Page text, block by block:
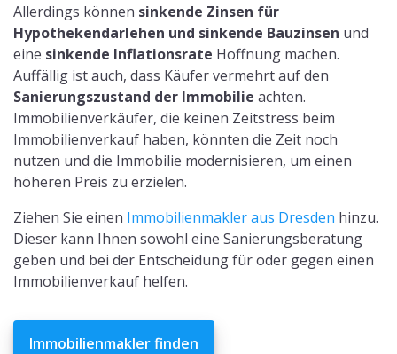
Allerdings können sinkende Zinsen für
Hypothekendarlehen und sinkende Bauzinsen und
eine sinkende Inflationsrate Hoffnung machen.
Auffällig ist auch, dass Käufer vermehrt auf den
Sanierungszustand der Immobilie achten.
Immobilienverkäufer, die keinen Zeitstress beim
Immobilienverkauf haben, könnten die Zeit noch
nutzen und die Immobilie modernisieren, um einen
höheren Preis zu erzielen.
Ziehen Sie einen Immobilienmakler aus Dresden hinzu.
Dieser kann Ihnen sowohl eine Sanierungsberatung
geben und bei der Entscheidung für oder gegen einen
Immobilienverkauf helfen.
Immobilienmakler finden